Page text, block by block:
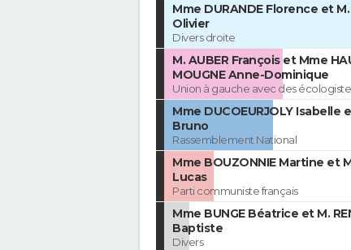
Mme DURANDE Florence et M.
Olivier
Divers droite
M. AUBER François et Mme
MOUGNE Anne-Dominique
Union à gauche avec des
Mme DUCOEURJOLY Isabelle
Bruno
Rassemblement National
Mme BOUZONNIE Martine et
Lucas
Parti communiste français
Mme BUNGE Béatrice et M.
Baptiste
Divers